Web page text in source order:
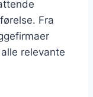
Fra
relevante